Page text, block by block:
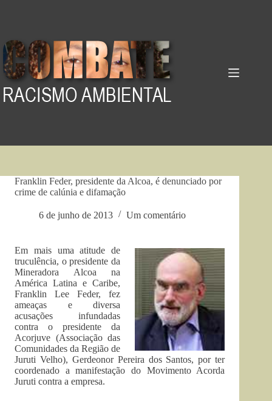
Franklin Feder, presidente da Alcoa, é denunciado por
crime de calúnia e difamação
6 de junho de 2013 Um comentário
Em mais uma atitude de
truculência, o presidente da
Mineradora Alcoa na
América Latina e Caribe,
Franklin Lee Feder, fez
ameaças e diversa
acusações infundadas
contra o presidente da
Acorjuve (Associação das
Comunidades da Região de
Juruti Velho), Gerdeonor Pereira dos Santos, por ter
coordenado a manifestação do Movimento Acorda
Juruti contra a empresa.